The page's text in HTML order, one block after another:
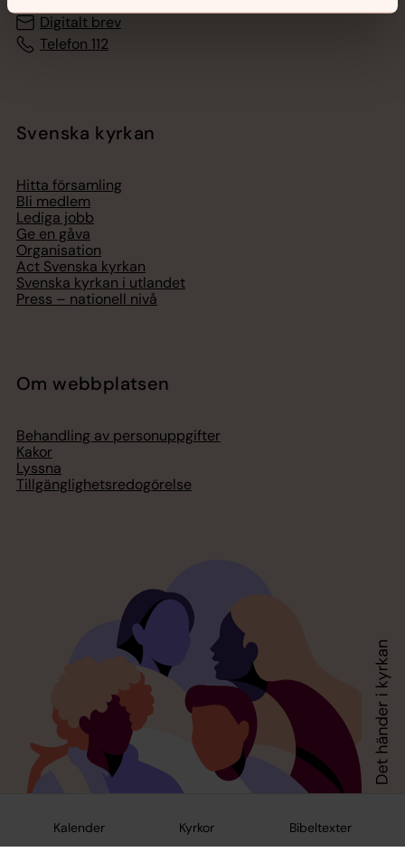
Kalender Kyrkor Bibeltexter
Digitalt brev
Telefon 112
Svenska kyrkan
Hitta församling
Bli medlem
Lediga jobb
Ge en gåva
Organisation
Act Svenska kyrkan
Svenska kyrkan i utlandet
Press – nationell nivå
Om webbplatsen
Behandling av personuppgifter
Kakor
Lyssna
Tillgänglighetsredogörelse